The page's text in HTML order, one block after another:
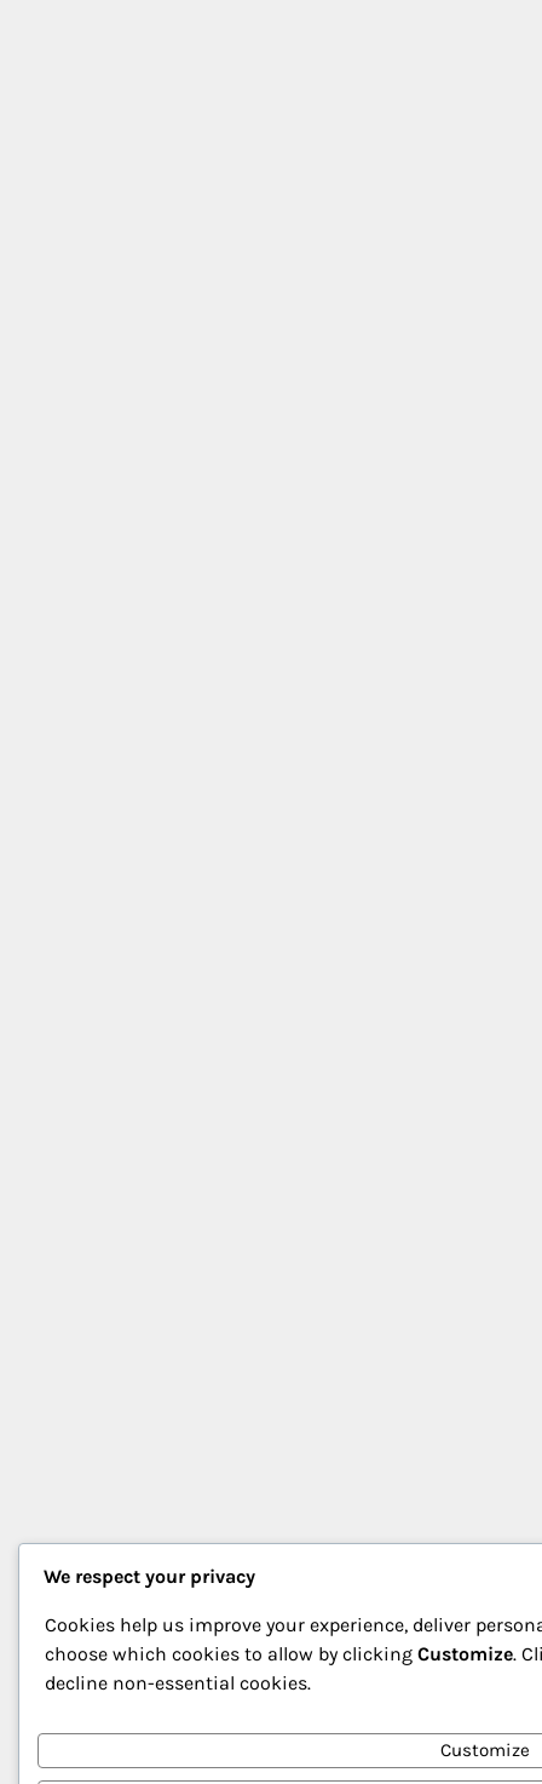
We respect your privacy
Cookies help us improve your experience, deliver
choose which cookies to allow by clicking Customize.
decline non-essential cookies.
Customize